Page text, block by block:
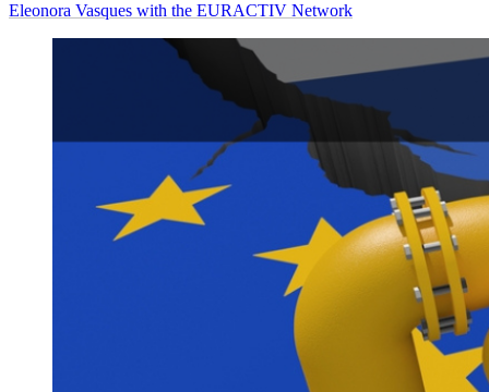
Eleonora Vasques with the EURACTIV Network